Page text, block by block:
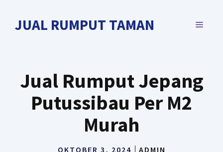
JUAL RUMPUT TAMAN MENU
Jual Rumput Jepang
Putussibau Per M2
Murah
OKTOBER 3, 2024 ADMIN